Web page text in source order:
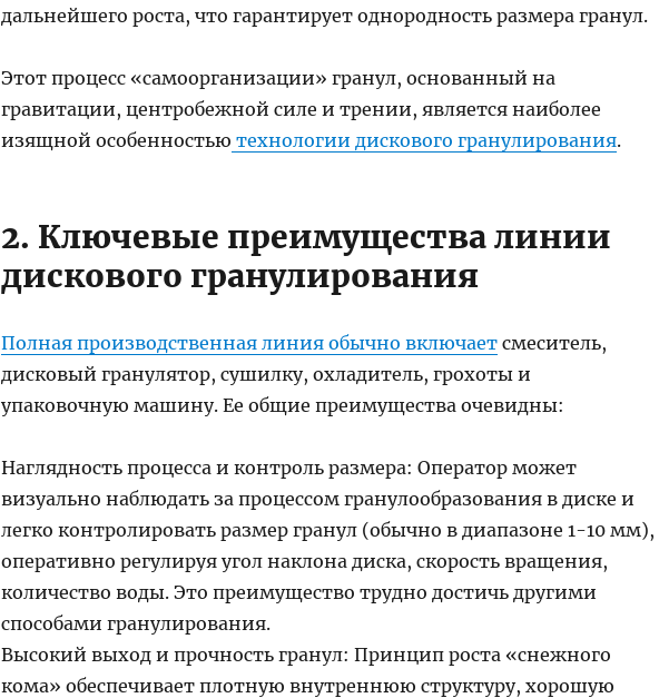
дальнейшего роста, что гарантирует однородность размера гранул.
Этот процесс «самоорганизации» гранул, основанный на
гравитации, центробежной силе и трении, является наиболее
изящной особенностью технологии дискового гранулирования.
2. Ключевые преимущества линии
дискового гранулирования
Полная производственная линия обычно включаетсмеситель,
дисковый гранулятор, сушилку, охладитель, грохоты и
упаковочную машину. Ее общие преимущества очевидны:
Наглядность процесса и контроль размера: Оператор может
визуально наблюдать за процессом гранулообразования в диске и
легко контролировать размер гранул (обычно в диапазоне 1-10 мм),
оперативно регулируя угол наклона диска, скорость вращения,
количество воды. Это преимущество трудно достичь другими
способами гранулирования.
Высокий выход и прочность гранул: Принцип роста «снежного
кома» обеспечивает плотную внутреннюю структуру, хорошую